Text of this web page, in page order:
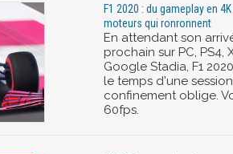
F1 2020 : du gameplay en
moteurs qui ronronnent
En attendant son
prochain sur PC, PS4,
Google Stadia, F1
le temps d'une
confinement oblige.
60fps.